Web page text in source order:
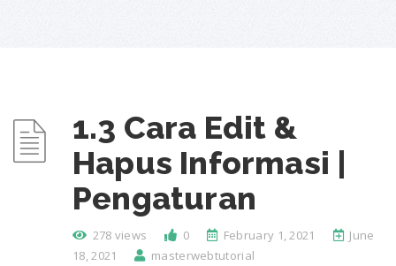
1.3 Cara Edit &
Hapus Informasi |
Pengaturan
278 views 0 February 1, 2021
June
18, 2021
masterwebtutorial